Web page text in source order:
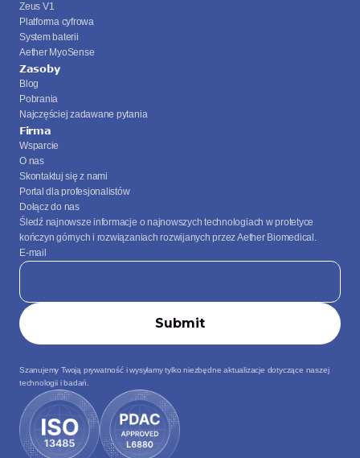
Zeus V1
Platforma cyfrowa
System baterii
Aether MyoSense
Zasoby
Blog
Pobrania
Najczęściej zadawane pytania
Firma
Wsparcie
O nas
Skontaktuj się z nami
Portal dla profesjonalistów
Dołącz do nas
Śledź najnowsze informacje o najnowszych technologiach w protetyce
kończyn górnych i rozwiązaniach rozwijanych przez Aether Biomedical.
E-mail
Szanujemy Twoją prywatność i wysyłamy tylko niezbędne aktualizacje dotyczące naszej
technologii i badań.